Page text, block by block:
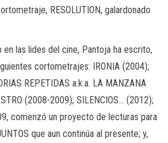
RESOLUTION, galardonado
las lides del cine, Pantoja ha escrito,
cortometrajes: IRONIA (2004);
REPETIDAS a.k.a. LA MANZANA
(2008-2009); SILENCIOS… (2012);
comenzó un proyecto de lecturas para
que aun continúa al presente; y,